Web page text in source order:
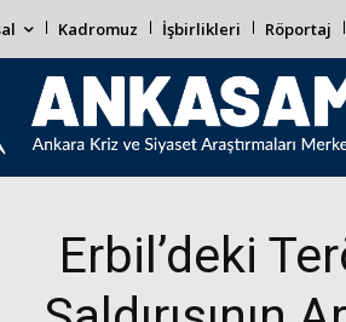
Kadromuz İşbirlikleri Röportaj
Erbil’deki